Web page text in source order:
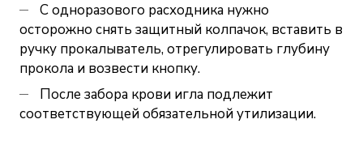
С одноразового расходника нужно
осторожно снять защитный колпачок, вставить в
ручку прокалыватель, отрегулировать глубину
прокола и возвести кнопку.
После забора крови игла подлежит
соответствующей обязательной утилизации.